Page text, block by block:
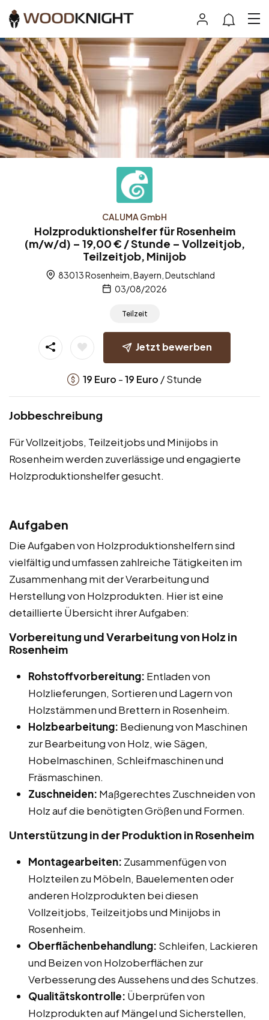
CALUMA GmbH
Holzproduktionshelfer für Rosenheim
(m/w/d) – 19,00 € / Stunde – Vollzeitjob,
Teilzeitjob, Minijob
83013 Rosenheim, Bayern, Deutschland
03/08/2026
Teilzeit
Jetzt bewerben
19 Euro -19 Euro / Stunde
Jobbeschreibung
Für Vollzeitjobs, Teilzeitjobs und Minijobs in
Rosenheim werden zuverlässige und engagierte
Holzproduktionshelfer gesucht.
Aufgaben
Die Aufgaben von Holzproduktionshelfern sind
vielfältig und umfassen zahlreiche Tätigkeiten im
Zusammenhang mit der Verarbeitung und
Herstellung von Holzprodukten. Hier ist eine
detaillierte Übersicht ihrer Aufgaben:
Vorbereitung und Verarbeitung von Holz in
Rosenheim
Rohstoffvorbereitung: Entladen von
Holzlieferungen, Sortieren und Lagern von
Holzstämmen und Brettern in Rosenheim.
Holzbearbeitung: Bedienung von Maschinen
zur Bearbeitung von Holz, wie Sägen,
Hobelmaschinen, Schleifmaschinen und
Fräsmaschinen.
Zuschneiden: Maßgerechtes Zuschneiden von
Holz auf die benötigten Größen und Formen.
Unterstützung in der Produktion in Rosenheim
Montagearbeiten: Zusammenfügen von
Holzteilen zu Möbeln, Bauelementen oder
anderen Holzprodukten bei diesen
Vollzeitjobs, Teilzeitjobs und Minijobs in
Rosenheim.
Oberflächenbehandlung: Schleifen, Lackieren
und Beizen von Holzoberflächen zur
Verbesserung des Aussehens und des Schutzes.
Qualitätskontrolle: Überprüfen von
Holzprodukten auf Mängel und Sicherstellen,